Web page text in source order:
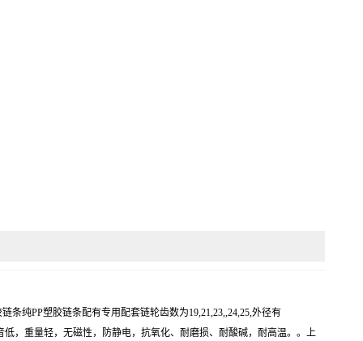
条纯PP塑胶链条配有专用配套链轮齿数为19,21,23,,24,25,外径有
低，重量轻，无磁性，防静电，抗氧化、耐磨损、耐酸碱，耐高温。。上